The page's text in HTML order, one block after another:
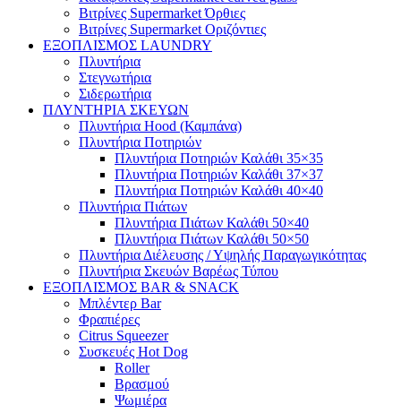
Βιτρίνες Supermarket Όρθιες
Βιτρίνες Supermarket Οριζόντιες
ΕΞΟΠΛΙΣΜΟΣ LAUNDRY
Πλυντήρια
Στεγνωτήρια
Σιδερωτήρια
ΠΛΥΝΤΗΡΙΑ ΣΚΕΥΩΝ
Πλυντήρια Hood (Καμπάνα)
Πλυντήρια Ποτηριών
Πλυντήρια Ποτηριών Καλάθι 35×35
Πλυντήρια Ποτηριών Καλάθι 37×37
Πλυντήρια Ποτηριών Καλάθι 40×40
Πλυντήρια Πιάτων
Πλυντήρια Πιάτων Καλάθι 50×40
Πλυντήρια Πιάτων Καλάθι 50×50
Πλυντήρια Διέλευσης / Υψηλής Παραγωγικότητας
Πλυντήρια Σκευών Βαρέως Τύπου
ΕΞΟΠΛΙΣΜΟΣ BAR & SNACK
Μπλέντερ Bar
Φραπιέρες
Citrus Squeezer
Συσκευές Hot Dog
Roller
Βρασμού
Ψωμιέρα